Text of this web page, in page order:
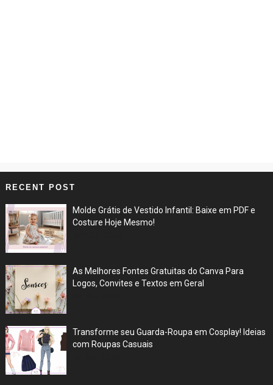
RECENT POST
Molde Grátis de Vestido Infantil: Baixe em PDF e
Costure Hoje Mesmo!
As Melhores Fontes Gratuitas do Canva Para
Logos, Convites e Textos em Geral
Transforme seu Guarda-Roupa em Cosplay! Ideias
com Roupas Casuais